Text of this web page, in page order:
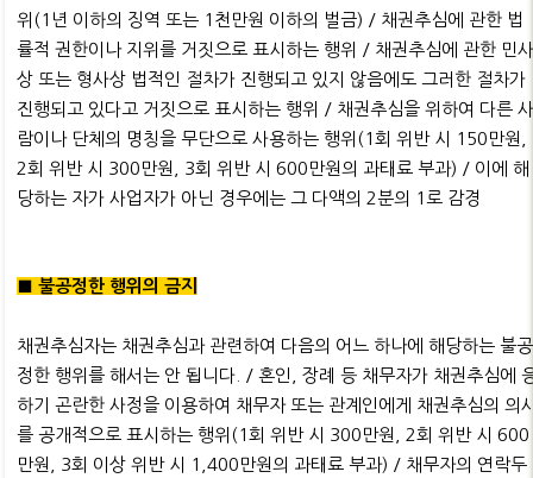
위(1년 이하의 징역 또는 1천만원 이하의 벌금) / 채권추심에 관한 법
률적 권한이나 지위를 거짓으로 표시하는 행위 / 채권추심에 관한 민
상 또는 형사상 법적인 절차가 진행되고 있지 않음에도 그러한 절차가
진행되고 있다고 거짓으로 표시하는 행위 / 채권추심을 위하여 다른
람이나 단체의 명칭을 무단으로 사용하는 행위(1회 위반 시 150만원,
2회 위반 시 300만원, 3회 위반 시 600만원의 과태료 부과) / 이에 해
당하는 자가 사업자가 아닌 경우에는 그 다액의 2분의 1로 감경
■ 불공정한 행위의 금지
채권추심자는 채권추심과 관련하여 다음의 어느 하나에 해당하는 불공
정한 행위를 해서는 안 됩니다. / 혼인, 장례 등 채무자가 채권추심에
하기 곤란한 사정을 이용하여 채무자 또는 관계인에게 채권추심의 의
를 공개적으로 표시하는 행위(1회 위반 시 300만원, 2회 위반 시 600
만원, 3회 이상 위반 시 1,400만원의 과태료 부과) / 채무자의 연락두